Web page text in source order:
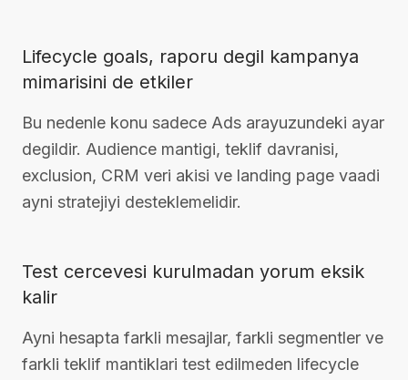
Lifecycle goals, raporu degil kampanya
mimarisini de etkiler
Bu nedenle konu sadece Ads arayuzundeki ayar
degildir. Audience mantigi, teklif davranisi,
exclusion, CRM veri akisi ve landing page vaadi
ayni stratejiyi desteklemelidir.
Test cercevesi kurulmadan yorum eksik
kalir
Ayni hesapta farkli mesajlar, farkli segmentler ve
farkli teklif mantiklari test edilmeden lifecycle